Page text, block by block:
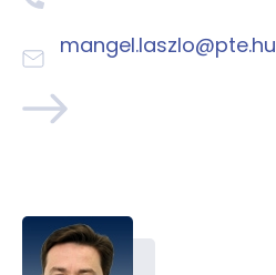
mangel.laszlo@pte.hu